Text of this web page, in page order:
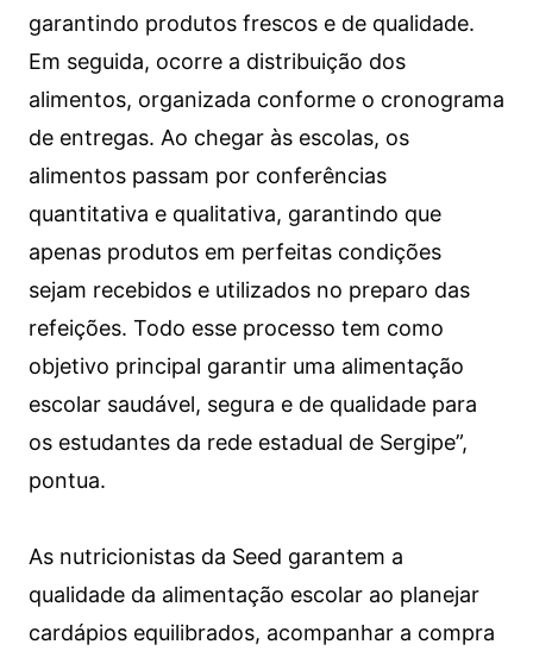
garantindo produtos frescos e de qualidade.
Em seguida, ocorre a distribuição dos
alimentos, organizada conforme o cronograma
de entregas. Ao chegar às escolas, os
alimentos passam por conferências
quantitativa e qualitativa, garantindo que
apenas produtos em perfeitas condições
sejam recebidos e utilizados no preparo das
refeições. Todo esse processo tem como
objetivo principal garantir uma alimentação
escolar saudável, segura e de qualidade para
os estudantes da rede estadual de Sergipe”,
pontua.
As nutricionistas da Seed garantem a
qualidade da alimentação escolar ao planejar
cardápios equilibrados, acompanhar a compra